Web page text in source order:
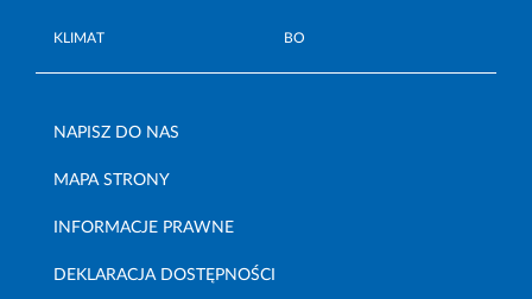
KLIMAT BO
NAPISZ DO NAS
MAPA STRONY
INFORMACJE PRAWNE
DEKLARACJA DOSTĘPNOŚCI